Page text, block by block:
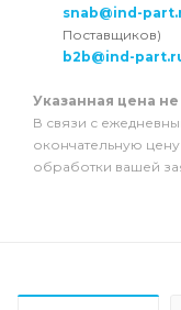
snab@ind-
Поставщиков)
b2b@ind-
Указанная цена
В связи с
окончательную
обработки вашей